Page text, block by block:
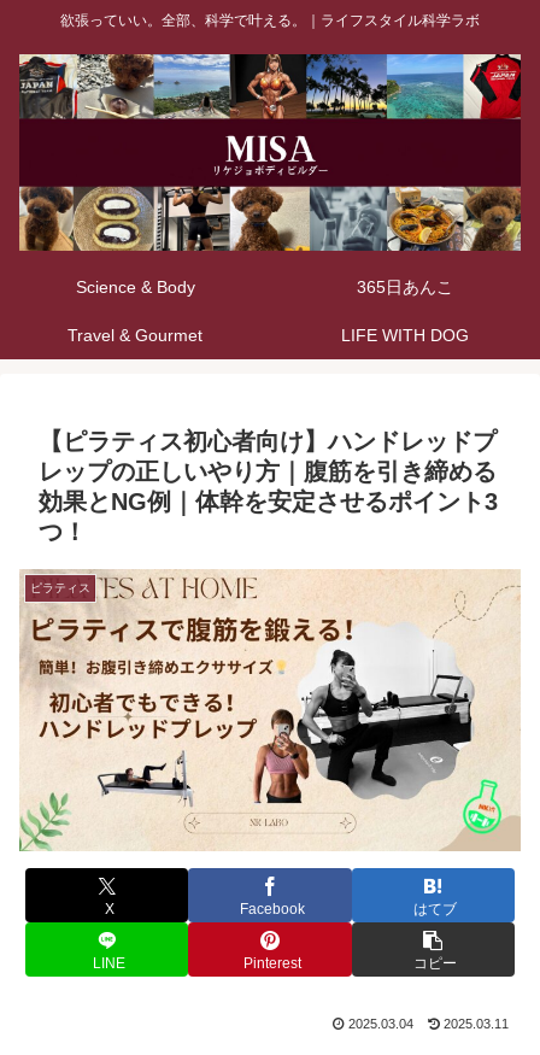
欲張っていい。全部、科学で叶える。｜ライフスタイル科学ラボ
Science & Body 365日あんこ
Travel & Gourmet LIFE WITH DOG
【ピラティス初心者向け】ハンドレッドプ
レップの正しいやり方｜腹筋を引き締める
効果とNG例｜体幹を安定させるポイント3
つ！
ピラティス
X Facebook はてブ
LINE Pinterest コピー
2025.03.04 2025.03.11